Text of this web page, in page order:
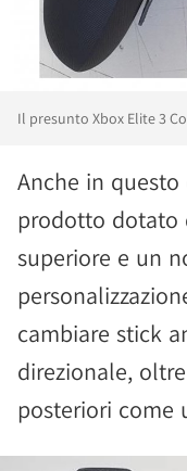
Il presunto Xbox Elite 3
Anche in
prodotto dotato
superiore e un
cambiare stick
direzionale,
posteriori come